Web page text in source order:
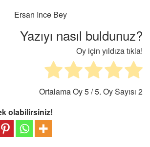
Ersan Ince Bey
Yazıyı nasıl buldunuz?
Oy için yıldıza tıkla!
Ortalama Oy5/ 5. Oy Sayısı 2
olabilirsiniz!